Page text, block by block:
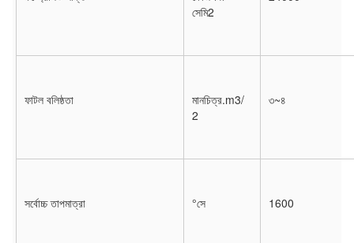
সেমি2
ফাটল বলিষ্ঠতা
মানচিত্র.m3/
2
৩~৪
সর্বোচ্চ তাপমাত্রা °সে 1600